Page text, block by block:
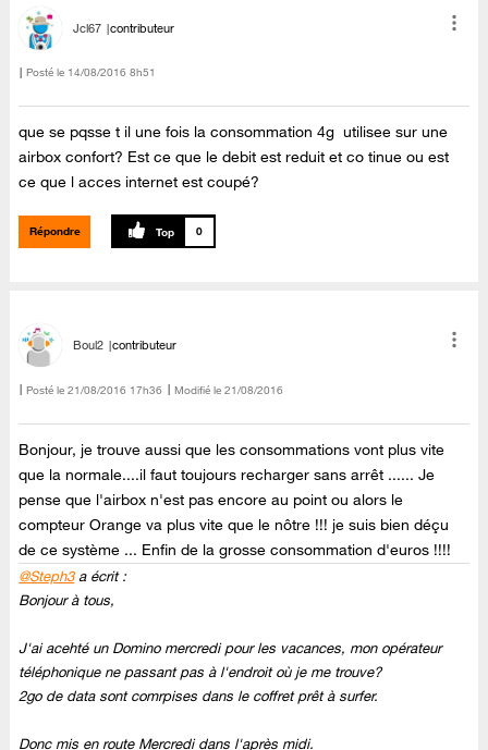
Jcl67 contributeur
Posté le ‎14/08/2016 8h51
que se pqsse t il une fois la consommation 4g utilisee sur une
airbox confort? Est ce que le debit est reduit et co tinue ou est
ce que l acces internet est coupé?
Répondre 0
Boul2 contributeur
Posté le ‎21/08/2016 17h36 Modifié le 21/08/2016
Bonjour, je trouve aussi que les consommations vont plus vite
que la normale....il faut toujours recharger sans arrêt ...... Je
pense que l'airbox n'est pas encore au point ou alors le
compteur Orange va plus vite que le nôtre !!! je suis bien déçu
de ce système ... Enfin de la grosse consommation d'euros !!!!
@Steph3a écrit :
Bonjour à tous,
J'ai acehté un Domino mercredi pour les vacances, mon opérateur
téléphonique ne passant pas à l'endroit où je me trouve?
2go de data sont comrpises dans le coffret prêt à surfer.
Donc mis en route Mercredi dans l'après midi.